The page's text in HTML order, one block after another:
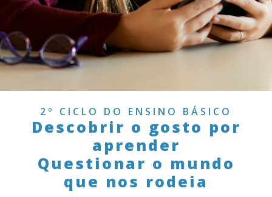
2º CICLO DO ENSINO BÁSICO
Descobrir o gosto por
aprender
Questionar o mundo
que nos rodeia